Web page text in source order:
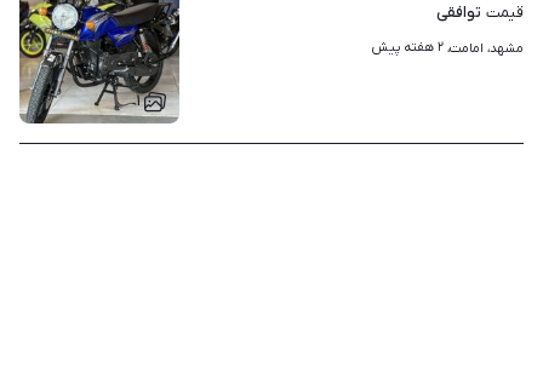
۱
قیمت توافقی
مشهد، امامت، ۲ هفته پیش